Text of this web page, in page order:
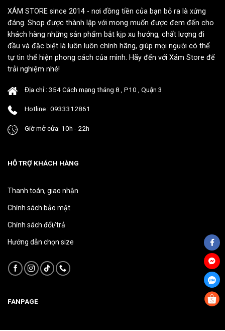
Các
tùy
chọn
có
thể
được
chọn
trang
phẩm
tùy
chọn
có
thể
được
trang
XÁM STORE since 2014 - nơi đồng tiền của bạn bỏ ra là xứng
đáng. Shop được thành lập với mong muốn được đem đến cho
khách hàng những sản phẩm bắt kịp xu hướng, chất lượng đi
đầu và đặc biệt là luôn luôn chính hãng, giúp mọi người có thể
tự tin thể hiện phong cách của mình. Hãy đến với Xám Store để
trải nghiệm nhé!
Địa chỉ : 354 Cách mạng tháng 8 , P10 , Quận 3
Hotline : 0933312861
Giờ mở cửa: 10h - 22h
HỖ TRỢ KHÁCH HÀNG
Thanh toán, giao nhận
Chính sách bảo mật
Chính sách đổi/trả
Hướng dẫn chọn size
FANPAGE